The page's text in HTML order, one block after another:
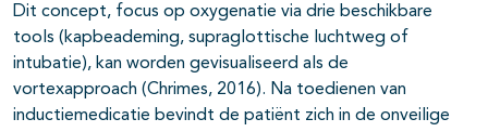
Dit concept, focus op oxygenatie via drie beschikbare
tools (kapbeademing, supraglottische luchtweg of
intubatie), kan worden gevisualiseerd als de
vortexapproach (Chrimes, 2016). Na toedienen van
inductiemedicatie bevindt de patiënt zich in de onveilige